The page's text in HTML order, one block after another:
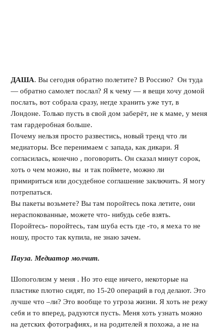
ДАША. Вы сегодня обратно полетите? В Россию? Он туда
— обратно самолет послал? Я к чему — я вещи хочу домой
послать, вот собрала сразу, негде хранить уже тут, в
Лондоне. Только пусть в свой дом заберёт, не к маме, у меня
там гардеробная больше.
Почему нельзя просто развестись, новый тренд что ли
медиаторы. Все перенимаем с запада, как дикари. Я
согласилась, конечно , поговорить. Он сказал минут сорок,
хоть о чем можно, вы и так поймете, можно ли
примириться или досудебное соглашение заключить. Я могу
потрепаться.
Вы пакеты возьмете? Вы там поройтесь пока летите, они
нераспокованные, можете что- нибудь себе взять.
Поройтесь- поройтесь, там шуба есть где -то, я меха то не
ношу, просто так купила, не знаю зачем.
Пауза. Медиатор молчит.
Шопоголизм у меня . Но это еще ничего, некоторые на
пластике плотно сидят, по 15-20 операций в год делают. Это
лучше что –ли? Это вообще то угроза жизни. Я хоть не режу
себя и то вперед, радуются пусть. Меня хоть узнать можно
на детских фотографиях, и на родителей я похожа, а не на